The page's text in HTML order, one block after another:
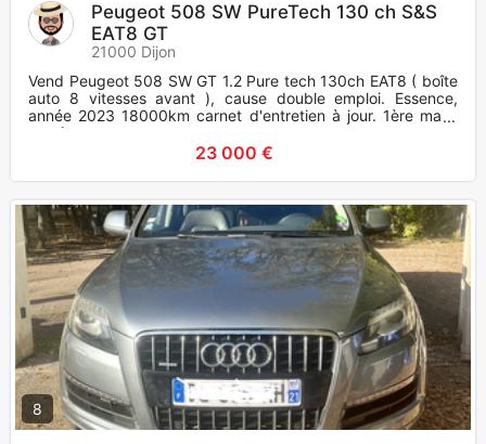
Peugeot 508 SW PureTech 130 ch S&S
EAT8 GT
21000 Dijon
Vend Peugeot 508 SW GT 1.2 Pure tech 130ch EAT8 ( boîte
auto 8 vitesses avant ), cause double emploi. Essence,
année 2023 18000km carnet d'entretien à jour. 1ère main,
non fumeur.
23 000 €
8